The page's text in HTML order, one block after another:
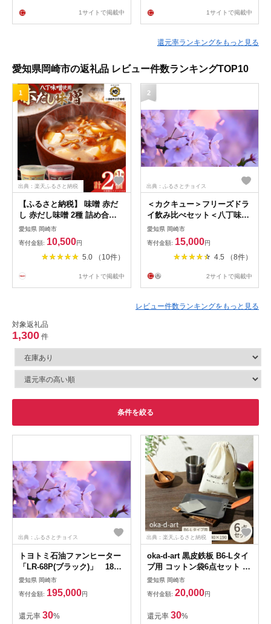
1サイトで掲載中 1サイトで掲載中
還元率ランキングをもっと見る
愛知県岡崎市の返礼品 レビュー件数ランキングTOP10
1
出典：楽天ふるさと納税
【ふるさと納税】 味噌 赤だ
し 赤だし味噌 2種 詰め合わ
せ [まるや八丁味噌 愛知県 岡
崎市 ok23bzw610001] セット
あかだし 赤出し 味噌 お味噌
みそミソ 大豆 調味料 発酵 食
愛知県 岡崎市
寄付金額: 10,500円
5.0 （10件）
1サイトで掲載中
2
出典：ふるさとチョイス
＜カクキュー＞フリーズドラ
イ飲み比べセット＜八丁味
噌、赤出し味噌＞
【1248289】
愛知県 岡崎市
寄付金額: 15,000円
4.5 （8件）
2サイトで掲載中
レビュー件数ランキングをもっと見る
対象返礼品
1,300 件
条件を絞る
出典：ふるさとチョイス
トヨトミ石油ファンヒーター
「LR-68P(ブラック)」 18～
24畳【1448377】
愛知県 岡崎市
寄付金額: 195,000円
還元率 30%
出典：楽天ふるさと納税
oka-d-art 黒皮鉄板 B6-Lタイ
プ用 コットン袋6点セット 厚
さ
4.5mm×140×190【1215494
】
愛知県 岡崎市
寄付金額: 20,000円
還元率 30%